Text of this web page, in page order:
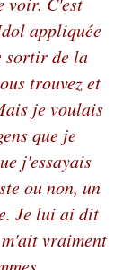
appliquée
sortir de la
trouvez et
je voulais
que je
j'essayais
ou non, un
Je lui ai dit
vraiment